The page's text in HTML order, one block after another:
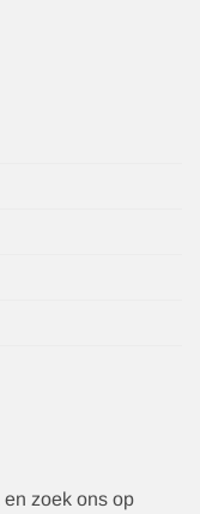
en zoek ons op